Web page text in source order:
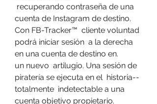
cuenta de Instagram de destino.
Con FB-Tracker™  cliente voluntad
podrá iniciar sesión  a la derecha
en una cuenta de destino en.
un nuevo  artilugio. Una sesión de
piratería se ejecuta en el  historia--
totalmente  indetectable a una
cuenta objetivo propietario.